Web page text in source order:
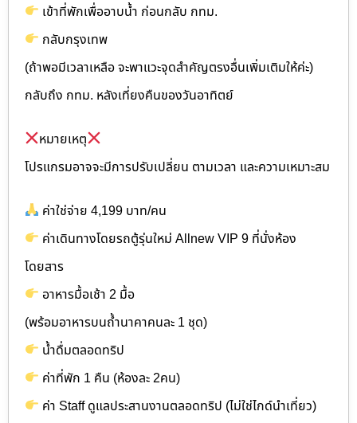
เข้าที่พักเพื่ออาบน้ำ ก่อนกลับ กทม.
กลับกรุงเทพ
(ถ้าพอมีเวลาเหลือ จะพาแวะจุดสำคัญตรงอื่นเพิ่มเติมให้ค่ะ)
กลับถึง กทม. หลังเที่ยงคืนของวันอาทิตย์
หมายเหตุ
โปรแกรมอาจจะมีการปรับเปลี่ยน ตามเวลา และความเหมาะสม
ค่าใช่จ่าย 4,199 บาท/คน
ค่าเดินทางโดยรถตู้รุ่นใหม่ Allnew VIP 9 ที่นั่งห้อง
โดยสาร
อาหารมื้อเช้า 2 มื้อ
(พร้อมอาหารบนถ้ำนาคาคนละ 1 ชุด)
น้ำดื่มตลอดทริป
ค่าที่พัก 1 คืน (ห้องละ 2คน)
ค่า Staff ดูแลประสานงานตลอดทริป (ไม่ใช่ไกด์นำเที่ยว)